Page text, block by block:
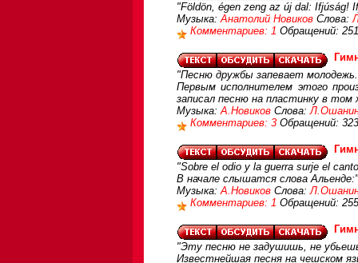
"Földön, égen zeng az új dal: Ifjúság!
Музыка:Анатолий Новиков Слова:
Комментариев: 1 Обращений:
"Песню дружбы запевает
Первым исполнителем этого
записал песню на пластинку в том
Музыка:А.Новиков Слова:
Комментариев: 3 Обращений:
"Sobre el odio y la guerra surje el
В начале слышатся слова
Музыка:А.Новиков Слова:
Комментариев: 1 Обращений:
"Эту песню не задушишь, не
Известнейшая песня на чешском